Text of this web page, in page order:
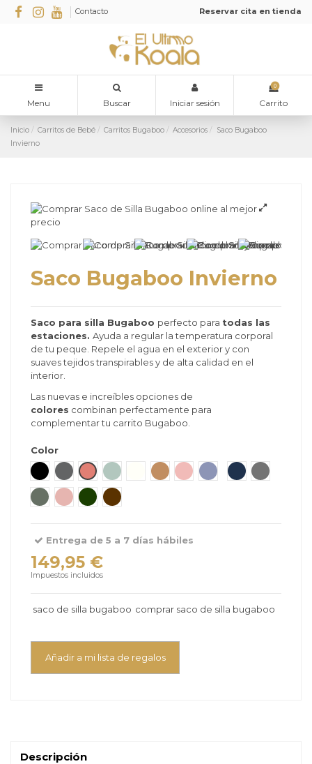
Contacto Reservar cita en tienda
Menu Buscar Iniciar sesión
0
Carrito
Inicio Carritos de Bebé Carritos Bugaboo Accesorios
Saco Bugaboo
Invierno
Saco Bugaboo Invierno
Saco para silla Bugaboo perfecto para todas las
estaciones. Ayuda a regular la temperatura corporal
de tu peque. Repele el agua en el exterior y con
suaves tejidos transpirables y de alta calidad en el
interior.
Las nuevas e increíbles opciones de
colores combinan perfectamente para
complementar tu carrito Bugaboo.
Color
Negro Gris Melange
Rojo Atardecer
Verde Grisáceo
Blanco Natural
Marrón Caramelo
Rosa Atardecer
Azul Costero
Dune Taupe
Deep Indigo
Moon Grey
Forest Green
Dusty PinkFern GreenCocoa Brown
Entrega de 5 a 7 días hábiles
149,95 €
Impuestos incluidos
saco de silla bugaboo comprar saco de silla bugaboo
Añadir a mi lista de regalos
Descripción